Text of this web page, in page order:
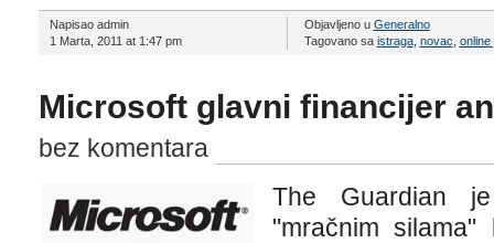
Napisao admin
1 Marta, 2011 at 1:47 pm
Objavljeno u Generalno
Tagovano sa istraga, novac online
Microsoft glavni financijer
bez komentara
The Guardian
"mračnim